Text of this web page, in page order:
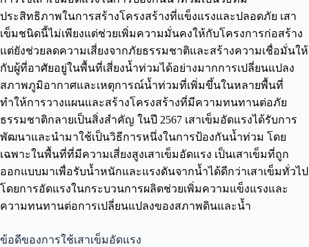
ประสิทธิภาพในการสร้างโครงสร้างที่แข็งแรงและปลอดภัย เสา
เข็มชนิดนี้ไม่เพียงแต่ช่วยเพิ่มความมั่นคงให้กับโครงการก่อสร้าง
แต่ยังช่วยลดความเสี่ยงจากภัยธรรมชาติและสร้างความเชื่อมั่นให้
กับผู้ที่อาศัยอยู่ในพื้นที่เสี่ยงน้ำท่วมได้อย่างมากการเปลี่ยนแปลง
สภาพภูมิอากาศและเหตุการณ์น้ำท่วมที่เพิ่มขึ้นในหลายพื้นที่
ทำให้การวางแผนและสร้างโครงสร้างที่มีความทนทานต่อภัย
ธรรมชาติกลายเป็นสิ่งสำคัญ ในปี 2567 เสาเข็มอัดแรงได้รับการ
พัฒนาและนำมาใช้เป็นวิธีการหนึ่งในการป้องกันน้ำท่วม โดย
เฉพาะในพื้นที่ที่มีความเสี่ยงสูงเสาเข็มอัดแรง เป็นเสาเข็มที่ถูก
ออกแบบมาเพื่อรับน้ำหนักและแรงดันจากน้ำได้ดีกว่าเสาเข็มทั่วไป
โดยการอัดแรงในกระบวนการผลิตช่วยเพิ่มความแข็งแรงและ
ความทนทานต่อการเปลี่ยนแปลงของสภาพดินและน้ำ
ข้อดีของการใช้เสาเข็มอัดแรง